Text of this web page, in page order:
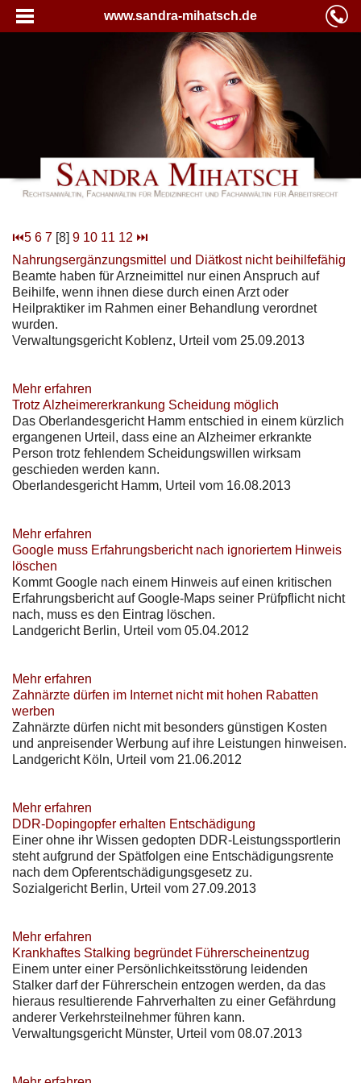
www.sandra-mihatsch.de
⏮5 6 7 [8] 9 10 11 12 ⏭
Nahrungsergänzungsmittel und Diätkost nicht beihilfefähig
Beamte haben für Arzneimittel nur einen Anspruch auf
Beihilfe, wenn ihnen diese durch einen Arzt oder
Heilpraktiker im Rahmen einer Behandlung verordnet
wurden.
Verwaltungsgericht Koblenz, Urteil vom 25.09.2013
Mehr erfahren
Trotz Alzheimererkrankung Scheidung möglich
Das Oberlandesgericht Hamm entschied in einem kürzlich
ergangenen Urteil, dass eine an Alzheimer erkrankte
Person trotz fehlendem Scheidungswillen wirksam
geschieden werden kann.
Oberlandesgericht Hamm, Urteil vom 16.08.2013
Mehr erfahren
Google muss Erfahrungsbericht nach ignoriertem Hinweis
löschen
Kommt Google nach einem Hinweis auf einen kritischen
Erfahrungsbericht auf Google-Maps seiner Prüfpflicht nicht
nach, muss es den Eintrag löschen.
Landgericht Berlin, Urteil vom 05.04.2012
Mehr erfahren
Zahnärzte dürfen im Internet nicht mit hohen Rabatten
werben
Zahnärzte dürfen nicht mit besonders günstigen Kosten
und anpreisender Werbung auf ihre Leistungen hinweisen.
Landgericht Köln, Urteil vom 21.06.2012
Mehr erfahren
DDR-Dopingopfer erhalten Entschädigung
Einer ohne ihr Wissen gedopten DDR-Leistungssportlerin
steht aufgrund der Spätfolgen eine Entschädigungsrente
nach dem Opferentschädigungsgesetz zu.
Sozialgericht Berlin, Urteil vom 27.09.2013
Mehr erfahren
Krankhaftes Stalking begründet Führerscheinentzug
Einem unter einer Persönlichkeitsstörung leidenden
Stalker darf der Führerschein entzogen werden, da das
hieraus resultierende Fahrverhalten zu einer Gefährdung
anderer Verkehrsteilnehmer führen kann.
Verwaltungsgericht Münster, Urteil vom 08.07.2013